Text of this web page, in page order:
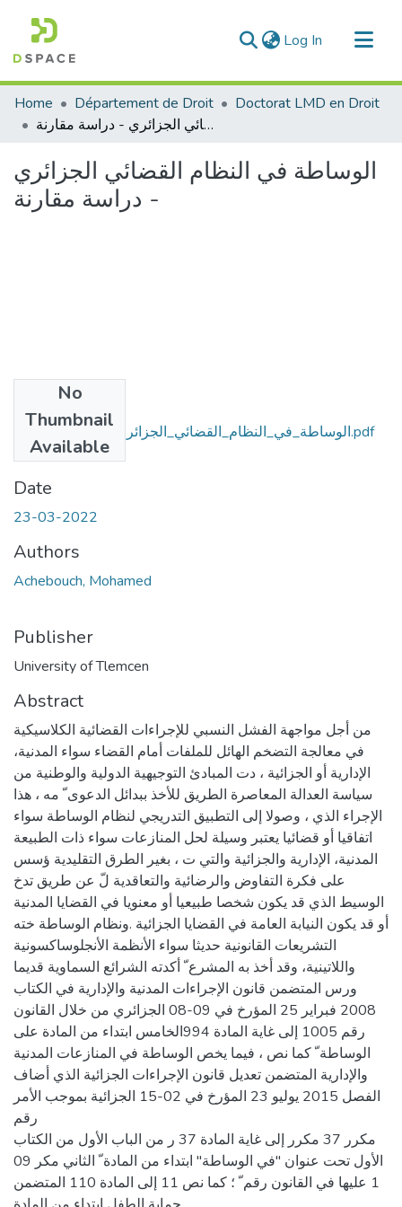
Log In (current)
Communities & Collections
All of DSpace
Home Département de Droit
Doctorat LMD en Droit
الوساطة في النظام القضائي الجزائري - دراسة مقارنة
الوساطة في النظام القضائي الجزائري
- دراسة مقارنة
No
Thumbnail
Available
الوساطة_في_النظام_القضائي_الجزائري_-_دراسة_مقارنة.pdf
(5.52 MB)
Date
23-03-2022
Authors
Achebouch, Mohamed
Publisher
University of Tlemcen
Abstract
من أجل مواجهة الفشل النسبي للإجراءات القضائية الكلاسيكية
في معالجة التضخم الهائل للملفات أمام القضاء سواء المدنية،
الإدارية أو الجزائية ، دت المبادئ التوجيهية الدولية والوطنية من
سياسة العدالة المعاصرة الطريق للأخذ ببدائل الدعوى ّ مه ، هذا
الإجراء الذي ، وصولا إلى التطبيق التدريجي لنظام الوساطة سواء
اتفاقيا أو قضائيا يعتبر وسيلة لحل المنازعات سواء ذات الطبيعة
المدنية، الإدارية والجزائية والتي ت ، بغير الطرق التقليدية ؤسس
على فكرة التفاوض والرضائية والتعاقدية لّ عن طريق تدخ
الوسيط الذي قد يكون شخصا طبيعيا أو معنويا في القضايا المدنية
أو قد يكون النيابة العامة في القضايا الجزائية .ونظام الوساطة خته
التشريعات القانونية حديثا سواء الأنظمة الأنجلوساكسونية
واللاتينية، وقد أخذ به المشرع ّ أكدته الشرائع السماوية قديما
ورس المتضمن قانون الإجراءات المدنية والإدارية في الكتاب
2008 فبراير 25 المؤرخ في 09-08 الجزائري من خلال القانون
رقم 1005 إلى غاية المادة 994الخامس ابتداء من المادة على
الوساطة ّ كما نص ، فيما يخص الوساطة في المنازعات المدنية
والإدارية المتضمن تعديل قانون الإجراءات الجزائية الذي أضاف
الفصل 2015 يوليو 23 المؤرخ في 02-15 الجزائية بموجب الأمر
رقم
مكرر 37 مكرر إلى غاية المادة 37 ر من الباب الأول من الكتاب
الأول تحت عنوان "في الوساطة" ابتداء من المادة ّ الثاني مكر 09
1 عليها في القانون رقم ّ ؛ كما نص 11 إلى المادة 110 المتضمن